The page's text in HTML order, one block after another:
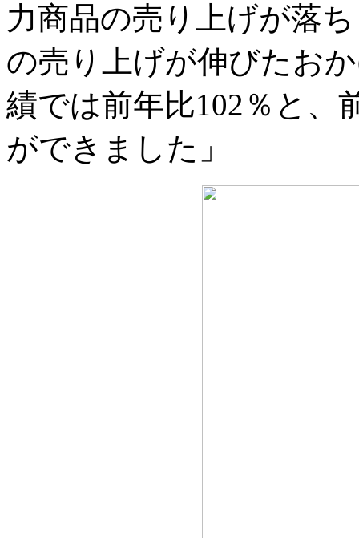
力商品の売り上げが落
の売り上げが伸びたお
績では前年比102％と、
ができました」